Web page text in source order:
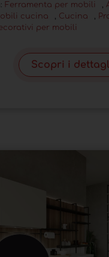
Ferramenta per mobili ,
cucina
, Cucina ,
per mobili
Scopri i